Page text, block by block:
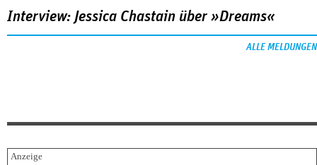
Interview: Jessica Chastain über »Dreams«
ALLE MELDUNGEN